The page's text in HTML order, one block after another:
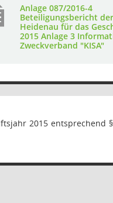
Anlage 087/2016-4
Beteiligungsbericht
Heidenau für das
2015 Anlage 3
Zweckverband "KISA"
2015 entsprechend